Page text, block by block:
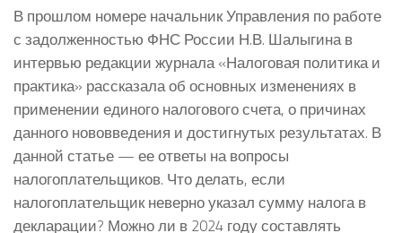
В прошлом номере начальник Управления по работе
с задолженностью ФНС России Н.В. Шалыгина в
интервью редакции журнала «Налоговая политика и
практика» рассказала об основных изменениях в
применении единого налогового счета, о причинах
данного нововведения и достигнутых результатах. В
данной статье — ее ответы на вопросы
налогоплательщиков. Что делать, если
налогоплательщик неверно указал сумму налога в
декларации? Можно ли в 2024 году составлять